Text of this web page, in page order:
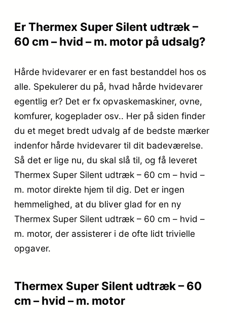
Er Thermex Super Silent udtræk –
60 cm – hvid – m. motor på udsalg?
Hårde hvidevarer er en fast bestanddel hos os
alle. Spekulerer du på, hvad hårde hvidevarer
egentlig er? Det er fx opvaskemaskiner, ovne,
komfurer, kogeplader osv.. Her på siden finder
du et meget bredt udvalg af de bedste mærker
indenfor hårde hvidevarer til dit badeværelse.
Så det er lige nu, du skal slå til, og få leveret
Thermex Super Silent udtræk – 60 cm – hvid –
m. motor direkte hjem til dig. Det er ingen
hemmelighed, at du bliver glad for en ny
Thermex Super Silent udtræk – 60 cm – hvid –
m. motor, der assisterer i de ofte lidt trivielle
opgaver.
Thermex Super Silent udtræk – 60
cm – hvid – m. motor